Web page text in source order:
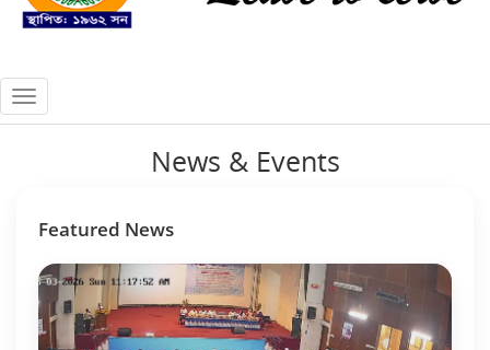
Toggle
navigation
News & Events
Featured News